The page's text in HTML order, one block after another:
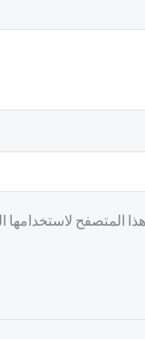
المتصفح لاستخدامها